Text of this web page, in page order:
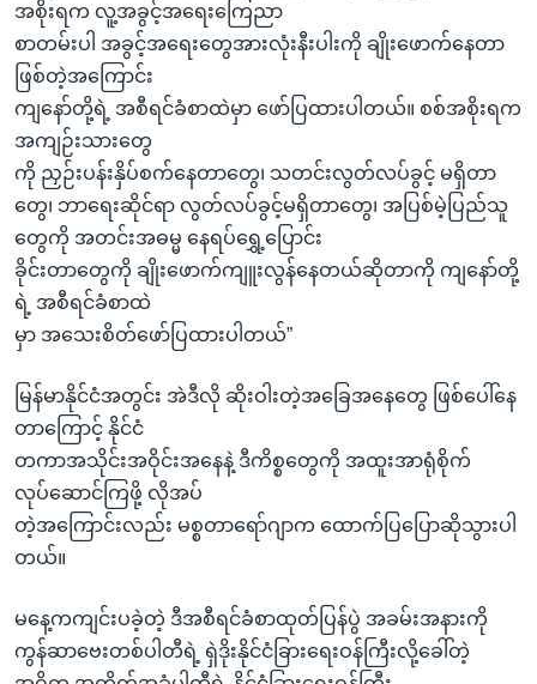
အစိုးရက လူ့အခွင့်အရေးကြေညာ
စာတမ်းပါ အခွင့်အရေးတွေအားလုံးနီးပါးကို ချိုးဖောက်နေတာ
ဖြစ်တဲ့အကြောင်း
ကျနော်တို့ရဲ့ အစီရင်ခံစာထဲမှာ ဖော်ပြထားပါတယ်။ စစ်အစိုးရက
အကျဉ်းသားတွေ
ကို ညှဉ်းပန်းနှိပ်စက်နေတာတွေ၊ သတင်းလွတ်လပ်ခွင့် မရှိတာ
တွေ၊ ဘာရေးဆိုင်ရာ လွတ်လပ်ခွင့်မရှိတာတွေ၊ အပြစ်မဲ့ပြည်သူ
တွေကို အတင်းအဓမ္မ နေရပ်ရွှေ့ပြောင်း
ခိုင်းတာတွေကို ချိုးဖောက်ကျူးလွန်နေတယ်ဆိုတာကို ကျနော်တို့
ရဲ့ အစီရင်ခံစာထဲ
မှာ အသေးစိတ်ဖော်ပြထားပါတယ်”
မြန်မာနိုင်ငံအတွင်း အဲဒီလို ဆိုးဝါးတဲ့အခြေအနေတွေ ဖြစ်ပေါ်နေ
တာကြောင့် နိုင်ငံ
တကာအသိုင်းအဝိုင်းအနေနဲ့ ဒီကိစ္စတွေကို အထူးအာရုံစိုက်
လုပ်ဆောင်ကြဖို့ လိုအပ်
တဲ့အကြောင်းလည်း မစ္စတာရော်ဂျာက ထောက်ပြပြောဆိုသွားပါ
တယ်။
မနေ့ကကျင်းပခဲ့တဲ့ ဒီအစီရင်ခံစာထုတ်ပြန်ပွဲ အခမ်းအနားကို
ကွန်ဆာဗေးတစ်ပါတီရဲ့ ရှဲဒိုးနိုင်ငံခြားရေးဝန်ကြီးလို့ခေါ်တဲ့